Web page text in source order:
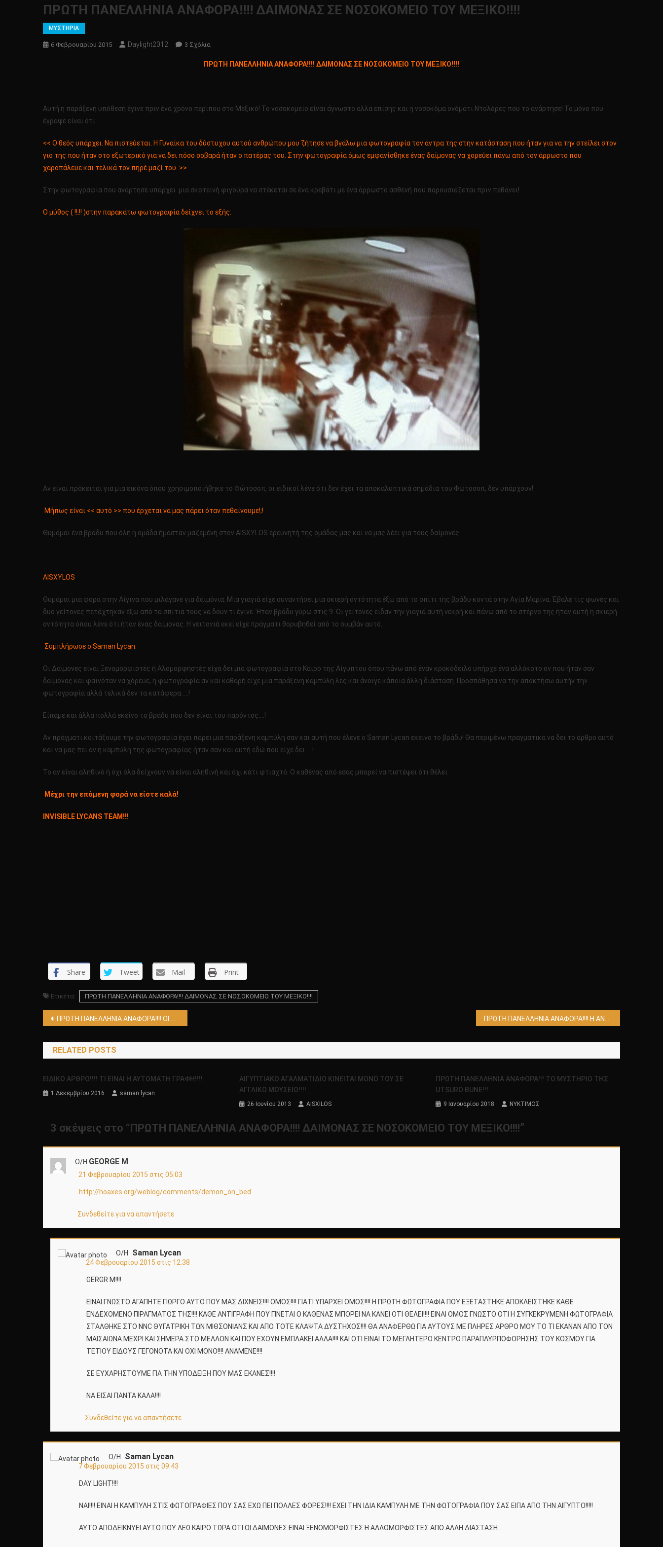
ΠΡΩΤΗ ΠΑΝΕΛΛΗΝΙΑ ΑΝΑΦΟΡΑ!!!! ΔΑΙΜΟΝΑΣ ΣΕ ΝΟΣΟΚΟΜΕΙΟ ΤΟΥ ΜΕΞΙΚΟ!!!!
ΜΥΣΤΗΡΙΑ
6 Φεβρουαρίου 2015 Daylight2012 3 Σχόλια
ΠΑΝΕΛΛΗΝΙΑ
ΝΟΣΟΚΟΜΕΙΟ
ΠΡΩΤΗ ΠΑΝΕΛΛΗΝΙΑ ΑΝΑΦΟΡΑ!!!! ΔΑΙΜΟΝΑΣ ΣΕ ΝΟΣΟΚΟΜΕΙΟ ΤΟΥ ΜΕΞΙΚΟ!!!!
Αυτή η παράξενη υπόθεση έγινε πριν ένα χρόνο περίπου στο Μεξικό! Το νοσοκομείο είναι άγνωστο αλλα επίσης και η νοσοκόμα ονόματι Ντολόρες που το ανάρτησε! Το μόνο που
έγραψε είναι ότι:
<< Ο θεός υπάρχει. Να πιστεύεται. Η Γυναίκα του δύστυχου αυτού ανθρώπου μου ζήτησε να βγάλω μια φωτογραφία τον άντρα της στην κατάσταση που ήταν για να την στείλει στον
γιο της που ήταν στο εξωτερικό για να δει πόσο σοβαρά ήταν ο πατέρας του. Στην φωτογραφία όμως εμφανίσθηκε ένας δαίμονας να χορεύει πάνω από τον άρρωστο που
χαροπάλευε και τελικά τον πηρέ μαζί του. >>
Στην φωτογραφία που ανάρτησε υπάρχει μια σκοτεινή φιγούρα να στέκεται σε ένα κρεβάτι με ένα άρρωστο ασθενή που παρουσιάζεται πριν πεθάνει!
Ο μύθος ( !!;!! )στην παρακάτω φωτογραφία δείχνει το εξής:
Αν είναι πρόκειται για μια εικόνα όπου χρησιμοποιήθηκε το Φώτοσοπ, οι ειδικοί λένε ότι δεν έχει τα αποκαλυπτικά σημάδια του Φώτοσοπ, δεν υπάρχουν!
Μήπως είναι << αυτό >> που έρχεται να μας πάρει όταν πεθαίνουμε!;!
Θυμάμαι ένα βράδυ που όλη η ομάδα ήμασταν μαζεμένη στον AISXYLOS ερευνητή της ομάδας μας και να μας λέει για τους δαίμονες:
AISXYLOS
Θυμάμαι μια φορά στην Αίγινα που μιλάγανε για δαιμόνια. Μια γιαγιά είχε συναντήσει μια σκιερή οντότητα έξω από το σπίτι της βράδυ κοντά στην Αγία Μαρίνα. Έβαλε τις φωνές και
δυο γείτονες πετάχτηκαν έξω από τα σπίτια τους να δουν τι έγινε. Ήταν βράδυ γύρω στις 9. Οι γείτονες είδαν την γιαγιά αυτή νεκρή και πάνω από το στέρνο της ήταν αυτή η σκιερή
οντότητα όπου λένε ότι ήταν ένας δαίμονας. Η γειτονιά εκεί είχε πράγματι θορυβηθεί από το συμβάν αυτό.
Συμπλήρωσε ο Saman Lycan:
Οι Δαίμονες είναι Ξενομορφιστές ή Αλομορφηστές είχα δει μια φωτογραφία στο Κάιρο της Αίγυπτου όπου πάνω από έναν κροκόδειλο υπήρχε ένα αλλόκοτο ον που ήταν σαν
δαίμονας και φαινόταν να χόρευε, η φωτογραφία αν και καθαρή είχε μια παράξενη καμπύλη λες και άνοιγε κάποια άλλη διάσταση. Προσπάθησα να την αποκτήσω αυτήν την
φωτογραφία αλλά τελικά δεν τα κατάφερα…..!
Είπαμε και άλλα πολλά εκείνο το βράδυ που δεν είναι του παρόντος….!
Αν πράγματι κοιτάξουμε την φωτογραφία έχει πάρει μια παράξενη καμπύλη σαν και αυτή που έλεγε ο Saman Lycan εκείνο το βράδυ! Θα περιμένω πραγματικά να δει το άρθρο αυτό
και να μας πει αν η καμπύλη της φωτογραφίας ήταν σαν και αυτή εδώ που είχε δει…..!
Το αν είναι αληθινό ή όχι όλα δείχνουν να είναι αληθινή και όχι κάτι φτιαχτό. Ο καθένας από εσάς μπορεί να πιστέψει ότι θέλει.
Μέχρι την επόμενη φορά να είστε καλά!
INVISIBLE LYCANS TEAM!!!
Share Tweet Mail Print
Ετικέτα: ΠΡΩΤΗ ΠΑΝΕΛΛΗΝΙΑ ΑΝΑΦΟΡΑ!!!! ΔΑΙΜΟΝΑΣ ΣΕ ΝΟΣΟΚΟΜΕΙΟ ΤΟΥ ΜΕΞΙΚΟ!!!!
Πλοήγηση
άρθρων
ΠΡΩΤΗ ΠΑΝΕΛΛΗΝΙΑ ΑΝΑΦΟΡΑ!!!! ΟΙ ΣΦΑΙΡΙΚΕΣ ΠΕΤΡΕΣ ΤΗΣ ΑΡΚΤΙΚΗΣ ΣΤΗΝ ΡΩΣΙΑ!!!! ΠΡΩΤΗ ΠΑΝΕΛΛΗΝΙΑ ΑΝΑΦΟΡΑ!!!! Η ΑΝΑΚΑΛΥΨΗ ΜΟΥΜΙΑΣ ΕΞΩΓΗΙΝΟΥ ΣΤΗΝ ΑΙΓΥΠΤΟ ΑΠΟ ΤΗΝ KGB ( ΡΩΣΙΚΑ )!!!! ΟΛΟ ΤΟ ΒΙΝΤΕΟ!!!
RELATED POSTS
EIΔΙΚΟ ΑΡΘΡΟ!!!! ΤΙ ΕΙΝΑΙ Η ΑΥΤΟΜΑΤΗ ΓΡΑΦΗ!!!!
1 Δεκεμβρίου 2016 saman lycan
ΑΙΓΥΠΤΙΑΚΟ ΑΓΑΛΜΑΤΙΔΙΟ ΚΙΝΕΙΤΑΙ ΜΟΝΟ ΤΟΥ ΣΕ
ΑΓΓΛΙΚΟ ΜΟΥΣΕΙΟ!!!!
26 Ιουνίου 2013 AISXILOS
ΠΡΩΤΗ ΠΑΝΕΛΛΗΝΙΑ ΑΝΑΦΟΡΑ!!! TO MΥΣΤΗΡΙΟ ΤΗΣ
UTSURO BUNE!!!
9 Ιανουαρίου 2018 ΝΥΚΤΙΜΟΣ
3 σκέψεις στο “ ΠΡΩΤΗ ΠΑΝΕΛΛΗΝΙΑ ΑΝΑΦΟΡΑ!!!! ΔΑΙΜΟΝΑΣ ΣΕ ΝΟΣΟΚΟΜΕΙΟ ΤΟΥ ΜΕΞΙΚΟ!!!!”
Ο/Η GEORGE M
21 Φεβρουαρίου 2015 στις 05:03
http://hoaxes.org/weblog/comments/demon_on_bed
Συνδεθείτε για να απαντήσετε
Ο/Η Saman Lycan
24 Φεβρουαρίου 2015 στις 12:38
GERGR M!!!!
ΕΙΝΑΙ ΓΝΩΣΤΟ ΑΓΑΠΗΤΕ ΓΙΩΡΓΟ ΑΥΤΟ ΠΟΥ ΜΑΣ ΔΙΧΝΕΙΣ!!!! ΟΜΟΣ!!!! ΓΙΑΤΙ ΥΠΑΡΧΕΙ ΟΜΟΣ!!!! Η ΠΡΩΤΗ ΦΩΤΟΓΡΑΦΙΑ ΠΟΥ ΕΞΕΤΑΣΤΗΚΕ ΑΠΟΚΛΕΙΣΤΗΚΕ ΚΑΘΕ
ΕΝΔΕΧΟΜΕΝΟ ΠΙΡΑΓΜΑΤΟΣ ΤΗΣ!!!! ΚΑΘΕ ΑΝΤΙΓΡΑΦΗ ΠΟΥ ΓΙΝΕΤΑΙ Ο ΚΑΘΕΝΑΣ ΜΠΟΡΕΙ ΝΑ ΚΑΝΕΙ ΟΤΙ ΘΕΛΕΙ!!!! ΕΙΝΑΙ ΟΜΟΣ ΓΝΩΣΤΟ ΟΤΙ Η ΣΥΓΚΕΚΡΥΜΕΝΗ ΦΩΤΟΓΡΑΦΙΑ
ΣΤΑΛΘΗΚΕ ΣΤΟ ΝΝC ΘΥΓΑΤΡΙΚΗ ΤΩΝ ΜΙΘΣΟΝΙΑΝΣ ΚΑΙ ΑΠΟ ΤΟΤΕ ΚΛΑΨΤΑ ΔΥΣΤΗΧΟΣ!!!! ΘΑ ΑΝΑΦΕΡΘΩ ΓΙΑ ΑΥΤΟΥΣ ΜΕ ΠΛΗΡΕΣ ΑΡΘΡΟ ΜΟΥ ΤΟ ΤΙ ΕΚΑΝΑΝ ΑΠΟ ΤΟΝ
ΜΑΙΣΑΙΩΝΑ ΜΕΧΡΙ ΚΑΙ ΣΗΜΕΡΑ ΣΤΟ ΜΕΛΛΟΝ ΚΑΙ ΠΟΥ ΕΧΟΥΝ ΕΜΠΛΑΚΕΙ ΑΛΛΑ!!!! ΚΑΙ ΟΤΙ ΕΙΝΑΙ ΤΟ ΜΕΓΛΗΤΕΡΟ ΚΕΝΤΡΟ ΠΑΡΑΠΛΥΡΠΟΦΟΡΗΣΗΣ ΤΟΥ ΚΟΣΜΟΥ ΓΙΑ
ΤΕΤΙΟΥ ΕΙΔΟΥΣ ΓΕΓΟΝΟΤΑ ΚΑΙ ΟΧΙ ΜΟΝΟ!!!! ΑΝΑΜΕΝΕ!!!!
ΣΕ ΕΥΧΑΡΗΣΤΟΥΜΕ ΓΙΑ ΤΗΝ ΥΠΟΔΕΙΞΗ ΠΟΥ ΜΑΣ ΕΚΑΝΕΣ!!!!
ΝΑ ΕΙΣΑΙ ΠΑΝΤΑ ΚΑΛΑ!!!!
Συνδεθείτε για να απαντήσετε
Ο/Η Saman Lycan
7 Φεβρουαρίου 2015 στις 09:43
DAY LIGHT!!!!
ΝΑΙ!!!! ΕΙΝΑΙ Η ΚΑΜΠΥΛΗ ΣΤΙΣ ΦΩΤΟΓΡΑΦΙΕΣ ΠΟΥ ΣΑΣ ΕΧΩ ΠΕΙ ΠΟΛΛΕΣ ΦΟΡΕΣ!!!! ΕΧΕΙ ΤΗΝ ΙΔΙΑ ΚΑΜΠΥΛΗ ΜΕ ΤΗΝ ΦΩΤΟΓΡΑΦΙΑ ΠΟΥ ΣΑΣ ΕΙΠΑ ΑΠΟ ΤΗΝ ΑΙΓΥΠΤΟ!!!!!
ΑΥΤΟ ΑΠΟΔΕΙΚΝΎΕΙ ΑΥΤΟ ΠΟΥ ΛΕΩ ΚΑΙΡΟ ΤΩΡΑ ΟΤΙ ΟΙ ΔΑΙΜΟΝΕΣ ΕΙΝΑΙ ΞΕΝΟΜΟΡΦΙΣΤΕΣ Η ΑΛΛΟΜΟΡΦΙΣΤΕΣ ΑΠΟ ΑΛΛΗ ΔΙΑΣΤΑΣΗ…..